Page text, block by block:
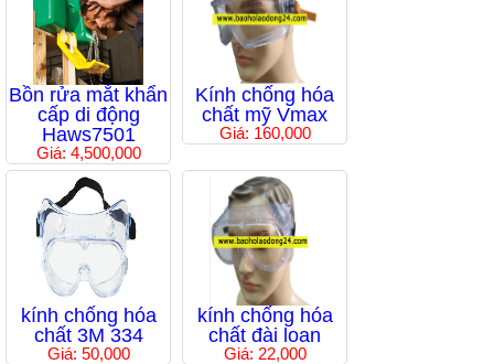
Bồn rửa mắt khẩn
cấp di động
Haws7501
Giá: 4,500,000
Kính chống hóa
chất mỹ Vmax
Giá: 160,000
kính chống hóa
chất 3M 334
Giá: 50,000
kính chống hóa
chất đài loan
Giá: 22,000